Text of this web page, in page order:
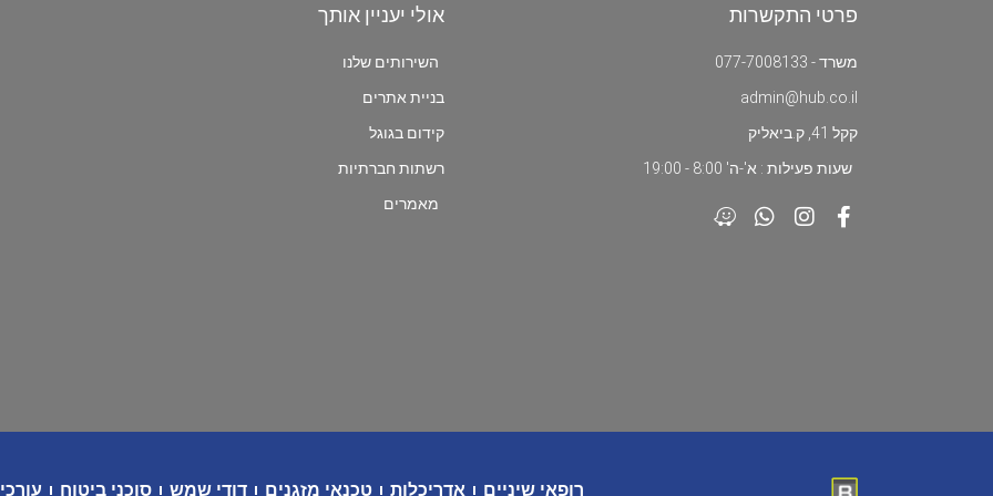
פרטי התקשרות
משרד - 077-7008133
admin@hub.co.il
קקל 41, ק.ביאליק
שעות פעילות : א'-ה' 8:00 - 19:00
אולי יעניין אותך
השירותים שלנו
בניית אתרים
קידום בגוגל
רשתות חברתיות
מאמרים
רופאי שיניים אדריכלות טכנאי מזגנים דודי שמש סוכני ביטוח